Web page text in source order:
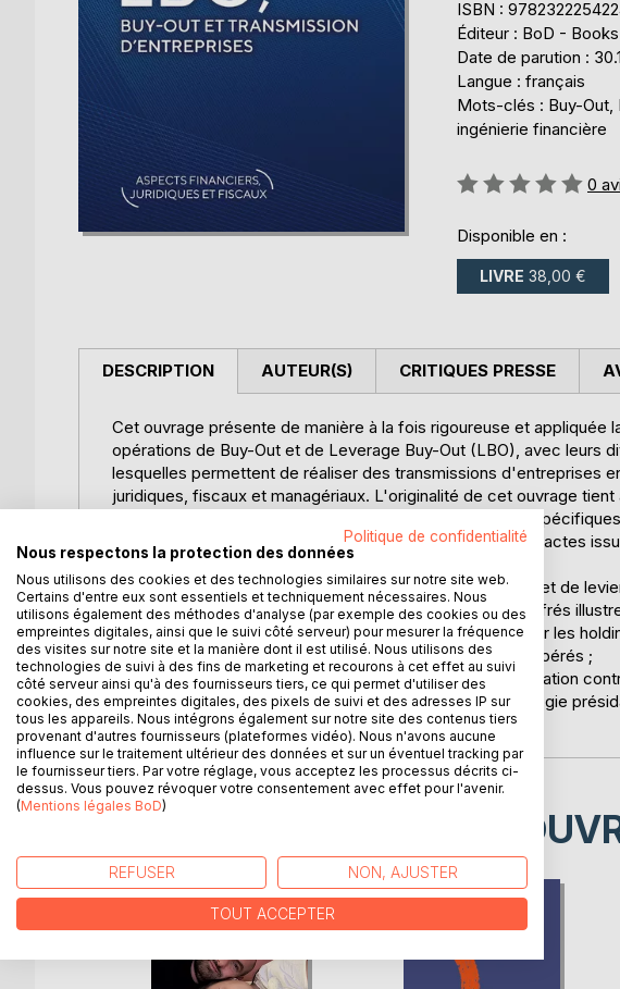
ISBN :
Éditeur : BoD -
Date de parution :
Langue : français
Mots-clés : Buy-Out,
ingénierie financière
Évaluation:
0
Disponible en :
LIVRE 38,00 €
DESCRIPTION
Cet ouvrage présente de manière à la fois rigoureuse et appliquée
opérations de Buy-Out et de Leverage Buy-Out (LBO), avec leurs
lesquelles permettent de réaliser des transmissions d'entreprises
juridiques, fiscaux et managériaux. L'originalité de cet ouvrage
même opus les aspects financiers, juridiques et fiscaux
illustré par des cas concrets ainsi que par des modèles d'actes
traités :
. les logiques financières sur le coût des ressources, l'effet de
mécanismes de Ratchet et de Hurdle. Des exemples chiffrés
. la structuration juridique et fiscale en mettant l'accent sur les
les instruments financiers utilisés, les arbitrages fiscaux opérés ;
. une analyse pas-à-pas et chronologique de la documentation
principes juridiques gouvernant ces actes et la méthodologie
conventions illustrent le propos.
AUTEUR(S) CRITIQUES PRESSE
D’AUTRES TITRES À
Politique de confidentialité
Nous respectons la protection des données
Nous utilisons des cookies et des technologies similaires sur notre site web.
Certains d'entre eux sont essentiels et techniquement nécessaires. Nous
utilisons également des méthodes d'analyse (par exemple des cookies ou des
empreintes digitales, ainsi que le suivi côté serveur) pour mesurer la fréquence
des visites sur notre site et la manière dont il est utilisé. Nous utilisons des
technologies de suivi à des fins de marketing et recourons à cet effet au suivi
côté serveur ainsi qu'à des fournisseurs tiers, ce qui permet d'utiliser des
cookies, des empreintes digitales, des pixels de suivi et des adresses IP sur
tous les appareils. Nous intégrons également sur notre site des contenus tiers
provenant d'autres fournisseurs (plateformes vidéo). Nous n'avons aucune
influence sur le traitement ultérieur des données et sur un éventuel tracking par
le fournisseur tiers. Par votre réglage, vous acceptez les processus décrits ci-
dessus. Vous pouvez révoquer votre consentement avec effet pour l'avenir.
(Mentions légales BoD)
REFUSER NON, AJUSTER
TOUT ACCEPTER